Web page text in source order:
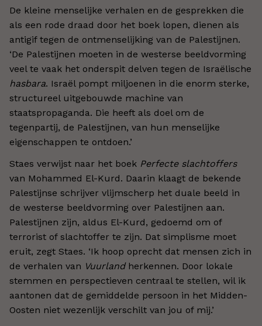
De kleine menselijke verhalen en de gesprekken die
als een rode draad door het boek lopen, dienen als
antigif tegen de ontmenselijking van de Palestijnen.
‘De Palestijnen moeten in de westerse beeldvorming
veel te vaak het onderspit delven tegen de Israëlische
hasbara. Israël pompt miljoenen in die enorm sterke,
structureel uitgebouwde machine van
staatspropaganda. Die heeft als doel om de
tegenpartij, de Palestijnen, van hun menselijke
eigenschappen te ontdoen.’
Staes verwijst naar het boek Perfecte slachtoffers
van Mohammed El-Kurd. Daarin klaagt de bekende
Palestijnse schrijver vlijmscherp het duale beeld in
de westerse beeldvorming over Palestijnen aan.
Palestijnen zijn, aldus El-Kurd, gedoemd om of
terrorist of slachtoffer te zijn. Dat simplisme moet
eruit, zegt Staes. ‘Ik hoop oprecht dat mensen zich in
de verhalen van Vuurlandherkennen. Door lokale
stemmen en perspectieven centraal te stellen, wil ik
aantonen dat de gemiddelde persoon in het Midden-
Oosten niet wezenlijk verschilt van jou of mij.’